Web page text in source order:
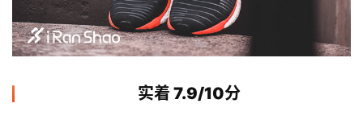
实着 7.9/10分